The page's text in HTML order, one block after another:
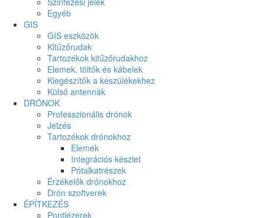
Egyéb
GIS
GIS eszközök
Kitűzőrudak
Tartozékok kitűzőrudakhoz
Elemek, töltők és kábelek
Kiegészítők a készülékekhez
Külső antennák
DRÓNOK
Professzionális drónok
Jelzés
Tartozékok drónokhoz
Elemek
Integrációs készlet
Pótalkatrészek
Érzékelők drónokhoz
Drón szoftverek
ÉPÍTKEZÉS
Pontlézerek